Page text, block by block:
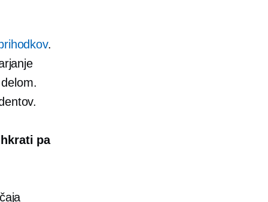
.
pa